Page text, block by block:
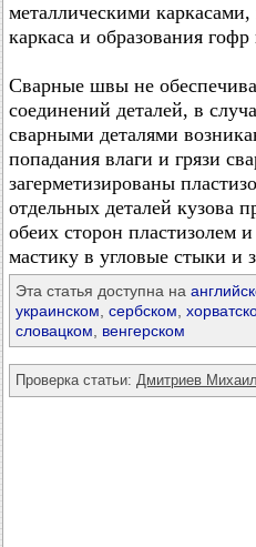
металлическими
каркаса и образования
Сварные швы не
соединений деталей, в
сварными деталями
попадания влаги и грязи
загерметизированы
отдельных деталей кузова
обеих сторон
мастику в угловые стыки и
Эта статья доступна на
украинском сербском
словацком
венгерском
Проверка статьи: Дмитриев Михаил